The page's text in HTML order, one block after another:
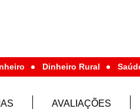
Dinheiro Rural
AVALIAÇÕES